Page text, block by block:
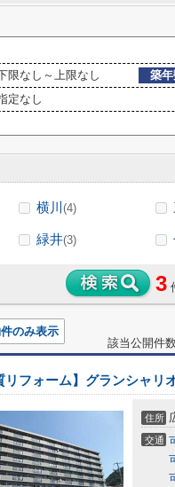
限なし～上限なし 築
定なし
横川 (4)
緑井(3)
3
のみ表示
該当公開件
リフォーム】グランシャリ
住所
交通